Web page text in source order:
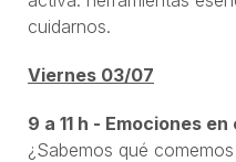
cuidarnos.
Viernes 03/07
9 a 11 h - Emociones
¿Sabemos qué